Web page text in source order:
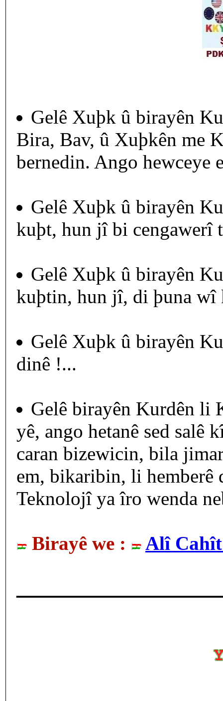
Gelê Xuþk û birayên
Bira, Bav, û Xuþkên me
bernedin. Ango hewceye
Gelê Xuþk û birayên
kuþt, hun jî bi
Gelê Xuþk û birayên
kuþtin, hun jî, di þuna wî
Gelê Xuþk û birayên
dinê !...
Gelê birayên Kurdên li
yê, ango hetanê sed salê
caran bizewicin, bila
em, bikaribin, li hemberê
Teknolojî ya îro wenda
Birayê we : Alî